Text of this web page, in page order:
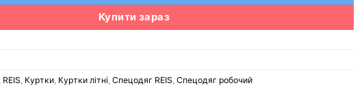
Купити зараз
REIS Куртки Куртки літні Спецодяг REIS Спецодяг робочий